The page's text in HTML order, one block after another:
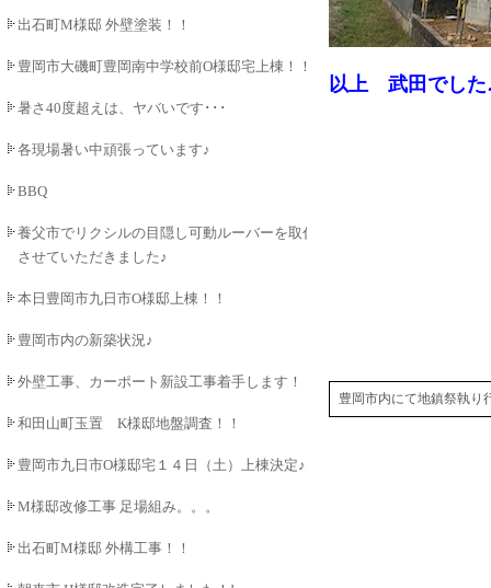
以上 武田でした
豊岡市内にて地鎮祭執り
出石町M様邸 外壁塗装！！
豊岡市大磯町豊岡南中学校前O様邸宅上棟！！
暑さ40度超えは、ヤバいです･･･
各現場暑い中頑張っています♪
BBQ
養父市でリクシルの目隠し可動ルーバーを取付
させていただきました♪
本日豊岡市九日市O様邸上棟！！
豊岡市内の新築状況♪
外壁工事、カーポート新設工事着手します！！
和田山町玉置 K様邸地盤調査！！
豊岡市九日市O様邸宅１４日（土）上棟決定♪♪
M様邸改修工事 足場組み。。。
出石町M様邸 外構工事！！